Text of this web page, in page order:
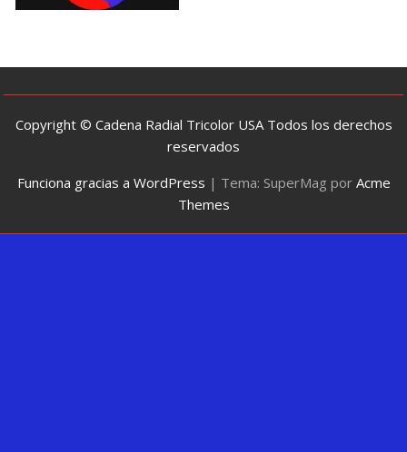
Copyright © Cadena Radial Tricolor USA Todos los derechos
reservados
Funciona gracias a WordPress | Tema: SuperMag por Acme
Themes